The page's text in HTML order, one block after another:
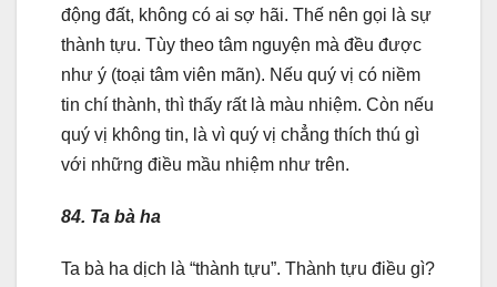
động đất, không có ai sợ hãi. Thế nên gọi là sự
thành tựu. Tùy theo tâm nguyện mà đều được
như ý (toại tâm viên mãn). Nếu quý vị có niềm
tin chí thành, thì thấy rất là màu nhiệm. Còn nếu
quý vị không tin, là vì quý vị chẳng thích thú gì
với những điều mầu nhiệm như trên.
84. Ta bà ha
Ta bà ha dịch là “thành tựu”. Thành tựu điều gì?